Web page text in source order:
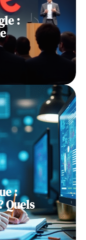
:
:
Quels